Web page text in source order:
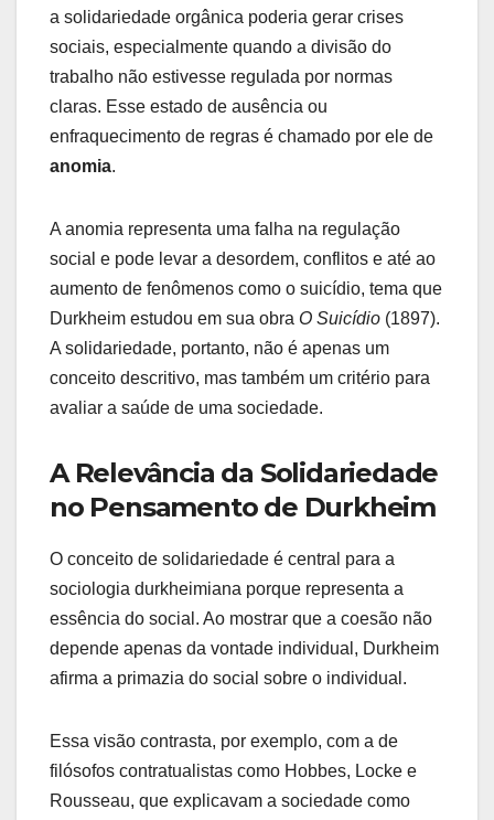
a solidariedade orgânica poderia gerar crises
sociais, especialmente quando a divisão do
trabalho não estivesse regulada por normas
claras. Esse estado de ausência ou
enfraquecimento de regras é chamado por ele de
anomia.
A anomia representa uma falha na regulação
social e pode levar a desordem, conflitos e até ao
aumento de fenômenos como o suicídio, tema que
Durkheim estudou em sua obra O Suicídio (1897).
A solidariedade, portanto, não é apenas um
conceito descritivo, mas também um critério para
avaliar a saúde de uma sociedade.
A Relevância da Solidariedade
no Pensamento de Durkheim
O conceito de solidariedade é central para a
sociologia durkheimiana porque representa a
essência do social. Ao mostrar que a coesão não
depende apenas da vontade individual, Durkheim
afirma a primazia do social sobre o individual.
Essa visão contrasta, por exemplo, com a de
filósofos contratualistas como Hobbes, Locke e
Rousseau, que explicavam a sociedade como